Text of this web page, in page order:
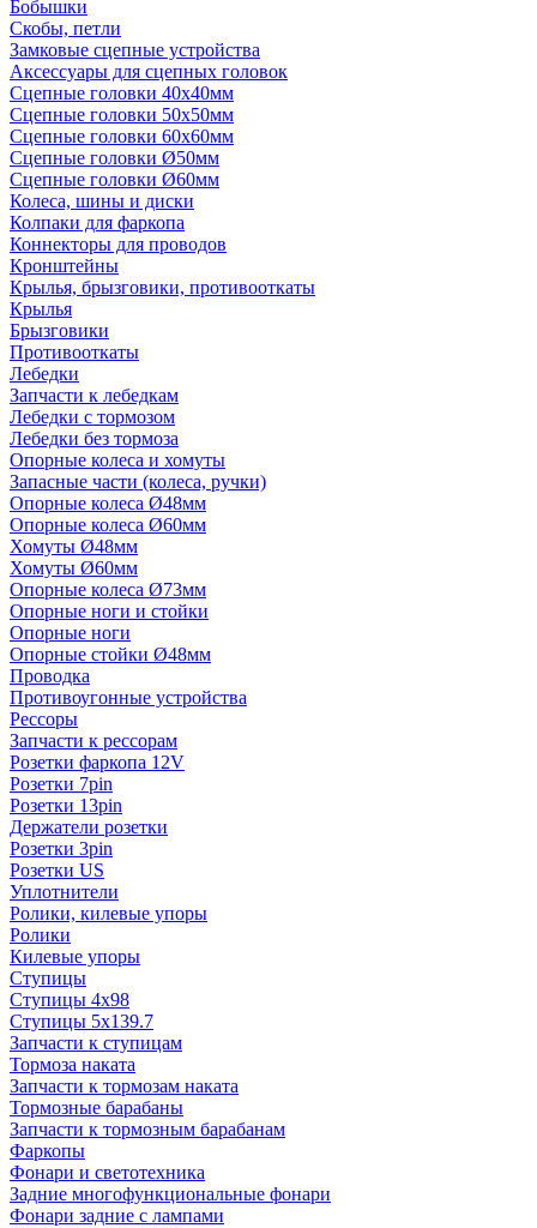
Бобышки
Скобы, петли
Замковые сцепные устройства
Аксессуары для сцепных головок
Сцепные головки 40x40мм
Сцепные головки 50x50мм
Сцепные головки 60x60мм
Сцепные головки Ø50мм
Сцепные головки Ø60мм
Колеса, шины и диски
Колпаки для фаркопа
Коннекторы для проводов
Кронштейны
Крылья, брызговики, противооткаты
Крылья
Брызговики
Противооткаты
Лебедки
Запчасти к лебедкам
Лебедки с тормозом
Лебедки без тормоза
Опорные колеса и хомуты
Запасные части (колеса, ручки)
Опорные колеса Ø48мм
Опорные колеса Ø60мм
Хомуты Ø48мм
Хомуты Ø60мм
Опорные колеса Ø73мм
Опорные ноги и стойки
Опорные ноги
Опорные стойки Ø48мм
Проводка
Противоугонные устройства
Рессоры
Запчасти к рессорам
Розетки фаркопа 12V
Розетки 7pin
Розетки 13pin
Держатели розетки
Розетки 3pin
Розетки US
Уплотнители
Ролики, килевые упоры
Ролики
Килевые упоры
Ступицы
Ступицы 4x98
Ступицы 5x139.7
Запчасти к ступицам
Тормоза наката
Запчасти к тормозам наката
Тормозные барабаны
Запчасти к тормозным барабанам
Фаркопы
Фонари и светотехника
Задние многофункциональные фонари
Фонари задние с лампами